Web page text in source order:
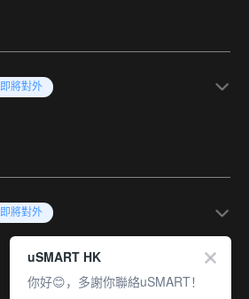
即將對外
即將對外
uSMART HK
你好😊，多謝你聯絡uSMART！